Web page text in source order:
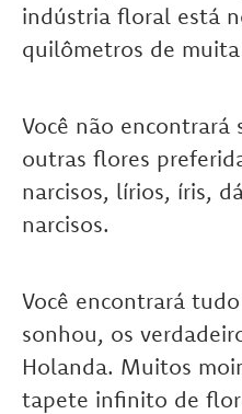
indústria floral está
quilômetros de
Você não encontrará
outras flores
narcisos, lírios, íris,
narcisos.
Você encontrará
sonhou, os
Holanda. Muitos
tapete infinito de